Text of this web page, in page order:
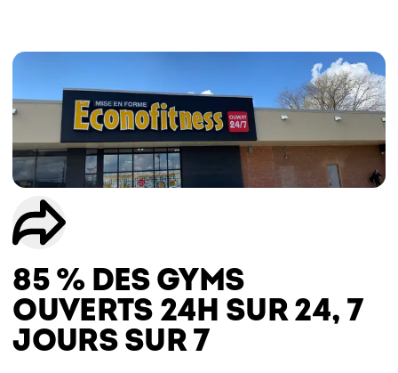
ESSAIS
ENTRAINEMENT
85 % DES GYMS
OUVERTS 24H SUR 24, 7
JOURS SUR 7